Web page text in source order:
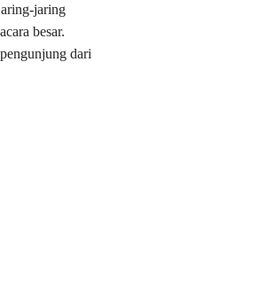
jaring
besar.
dari